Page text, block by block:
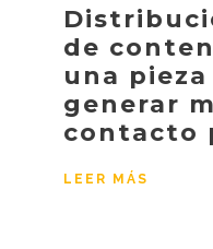
de
una
generar
contacto
LEER MÁS